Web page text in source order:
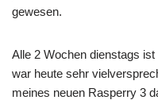
gewesen.
Alle 2 Wochen dienstags
war heute sehr
meines neuen Rasperry 3